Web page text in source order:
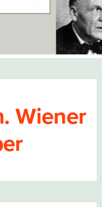
Wiener